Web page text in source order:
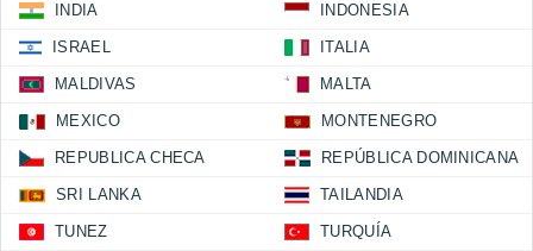
INDIA INDONESIA
ISRAEL ITALIA
MALDIVAS MALTA
MEXICO MONTENEGRO
REPUBLICA CHECA REPÚBLICA DOMINICANA
SRI LANKA TAILANDIA
TUNEZ TURQUÍA